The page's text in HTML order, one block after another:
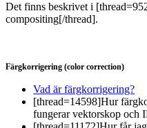
Det finns beskrivet i
compositing[/thread].
Färgkorrigering (color correction)
Vad är färgkorrigering?
[thread=14598]Hur
fungerar vektorskop och